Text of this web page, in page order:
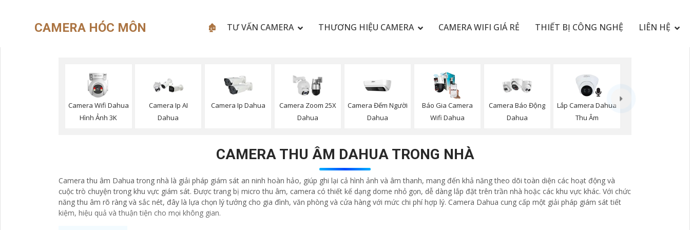
CAMERA HÓC MÔN 🏚 TƯ VẤN CAMERA THƯƠNG HIỆU CAMERA CAMERA WIFI GIÁ RẺ THIẾT BỊ CÔNG NGHỆ LIÊN HỆ
Camera Wifi Dahua
Hình Ảnh 3K
Camera Ip AI
Dahua
Camera Ip Dahua
Camera Zoom 25X
Dahua
Camera Đếm Người
Dahua
Báo Gia Camera
Wifi Dahua
Camera Báo Động
Dahua
Lắp Camera Dahua
Thu Âm
CAMERA THU ÂM DAHUA TRONG NHÀ
Camera thu âm Dahua trong nhà là giải pháp giám sát an ninh hoàn hảo, giúp ghi lại cả hình ảnh và âm thanh, mang đến khả năng theo dõi toàn diện các hoạt động và
cuộc trò chuyện trong khu vực giám sát. Được trang bị micro thu âm, camera có thiết kế dạng dome nhỏ gọn, dễ dàng lắp đặt trên trần nhà hoặc các khu vực khác. Với chức
năng thu âm rõ ràng và sắc nét, đây là lựa chọn lý tưởng cho gia đình, văn phòng và cửa hàng với mức chi phí hợp lý. Camera Dahua cung cấp một giải pháp giám sát tiết
kiệm, hiệu quả và thuận tiện cho mọi không gian.